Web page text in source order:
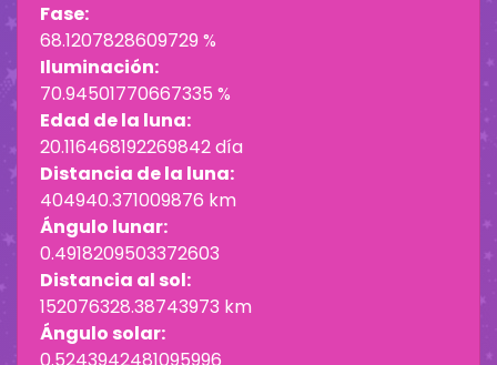
Fase:
68.1207828609729 %
Iluminación:
70.94501770667335 %
Edad de la luna:
20.116468192269842 día
Distancia de la luna:
404940.371009876 km
Ángulo lunar:
0.4918209503372603
Distancia al sol:
152076328.38743973 km
Ángulo solar: